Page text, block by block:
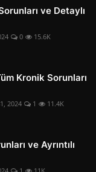
ve Detaylı
0 15.6K
Kronik Sorunları
2024 1 11.4K
ve Ayrıntılı